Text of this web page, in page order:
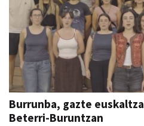
Burrunba, gazte
Beterri-Buruntzan